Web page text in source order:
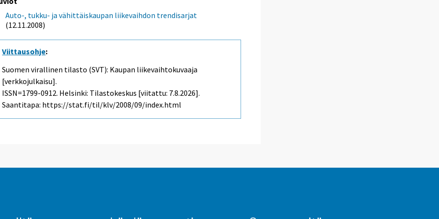
Auto-, tukku- ja vähittäiskaupan liikevaihdon trendisarjat
(12.11.2008)
Viittausohje:
Suomen virallinen tilasto (SVT): Kaupan liikevaihtokuvaaja
[verkkojulkaisu].
ISSN=1799-0912. Helsinki: Tilastokeskus [viitattu: 7.8.2026].
Saantitapa: https://stat.fi/til/klv/2008/09/index.html